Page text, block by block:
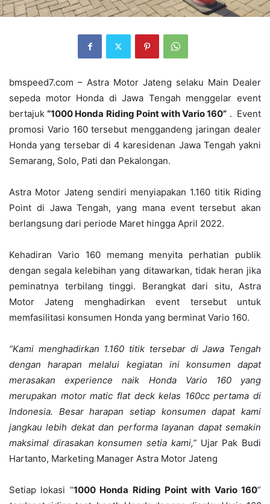
bmspeed7.com – Astra Motor Jateng selaku Main Dealer
sepeda motor Honda di Jawa Tengah menggelar event
bertajuk“1000 Honda Riding Point with Vario 160” . Event
promosi Vario 160 tersebut menggandeng jaringan dealer
Honda yang tersebar di 4 karesidenan Jawa Tengah yakni
Semarang, Solo, Pati dan Pekalongan.
Astra Motor Jateng sendiri menyiapakan 1.160 titik Riding
Point di Jawa Tengah, yang mana event tersebut akan
berlangsung dari periode Maret hingga April 2022.
Kehadiran Vario 160 memang menyita perhatian publik
dengan segala kelebihan yang ditawarkan, tidak heran jika
peminatnya terbilang tinggi. Berangkat dari situ, Astra
Motor Jateng menghadirkan event tersebut untuk
memfasilitasi konsumen Honda yang berminat Vario 160.
“Kami menghadirkan 1.160 titik tersebar di Jawa Tengah
dengan harapan melalui kegiatan ini konsumen dapat
merasakan experience naik Honda Vario 160 yang
merupakan motor matic flat deck kelas 160cc pertama di
Indonesia. Besar harapan setiap konsumen dapat kami
jangkau lebih dekat dan performa layanan dapat semakin
maksimal dirasakan konsumen setia kami,”Ujar Pak Budi
Hartanto, Marketing Manager Astra Motor Jateng
Setiap lokasi “1000 Honda Riding Point with Vario 160”